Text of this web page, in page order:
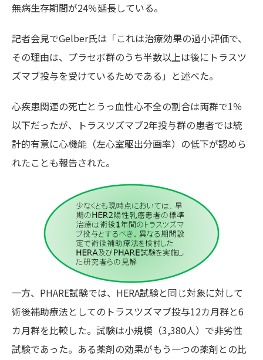
無病生存期間が24％延長している。
記者会見でGelber氏は「これは治療効果の過小評価で、
その理由は、プラセボ群のうち半数以上は後にトラスツ
ズマブ投与を受けているためである」と述べた。
心疾患関連の死亡とうっ血性心不全の割合は両群で1％
以下だったが、トラスツズマブ2年投与群の患者では統
計的有意に心機能（左心室駆出分画率）の低下が認めら
れたことも報告された。
一方、PHARE試験では、HERA試験と同じ対象に対して
術後補助療法としてのトラスツズマブ投与12カ月群と6
カ月群を比較した。試験は小規模（3,380人）で非劣性
試験であった。ある薬剤の効果がもう一つの薬剤との比